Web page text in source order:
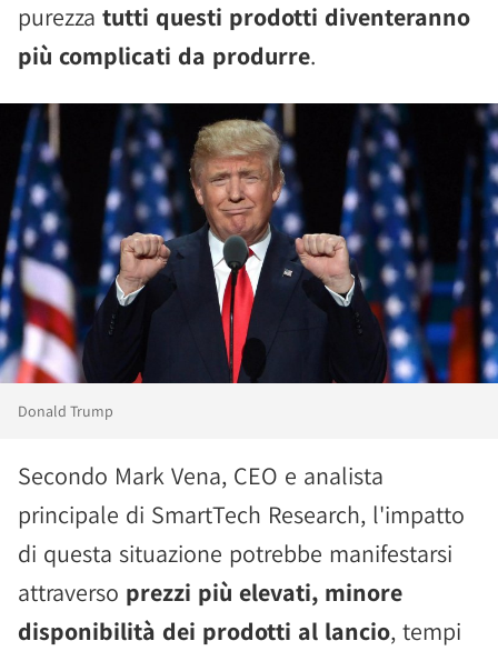
purezza tutti questi prodotti diventeranno
più complicati da produrre.
Donald Trump
Secondo Mark Vena, CEO e analista
principale di SmartTech Research, l'impatto
di questa situazione potrebbe manifestarsi
attraverso prezzi più elevati, minore
disponibilità dei prodotti al lancio, tempi